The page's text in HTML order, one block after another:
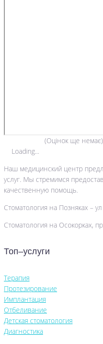
(Оцінок ще немає)
Loading...
Наш медицинский центр
услуг. Мы стремимся
качественную помощь.
Стоматология на Позняках –
Стоматология на Осокорках,
Топ–услуги
Терапия
Протезирование
Имплантация
Отбеливание
Детская стоматология
Диагностика